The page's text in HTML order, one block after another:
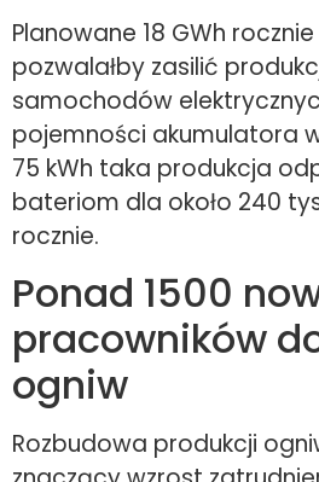
Planowane 18 GWh
pozwalałby zasilić
samochodów
pojemności akumulatora
75 kWh taka produkcja
bateriom dla około 240
rocznie.
Ponad 1500
pracowników
ogniw
Rozbudowa produkcji